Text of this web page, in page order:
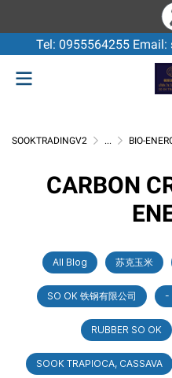
Tel: 0955564255
SOOKTRADINGV2 ... BIO-
CARBON
All Blog 苏克玉米
SO OK 铁钢有限公司 -
RUBBER SO OK
SOOK TRAPIOCA, CASSAVA